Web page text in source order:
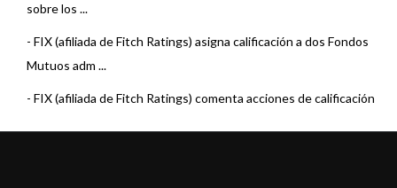
sobre los ...
- FIX (afiliada de Fitch Ratings) asigna calificación a dos Fondos
Mutuos adm ...
- FIX (afiliada de Fitch Ratings) comenta acciones de calificación